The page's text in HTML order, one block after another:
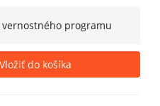
vernostného programu